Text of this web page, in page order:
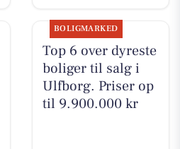
BOLIGMARKED
Top 6 over dyreste
boliger til salg i
Ulfborg. Priser op
til 9.900.000 kr